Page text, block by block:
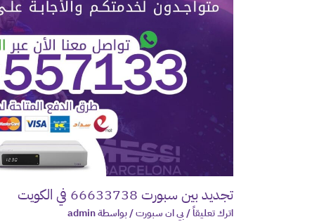
تجديد بين سبورت 66633738 في الكويت
اترك تعليقاً/بي ان سبورت/ بواسطةadmin